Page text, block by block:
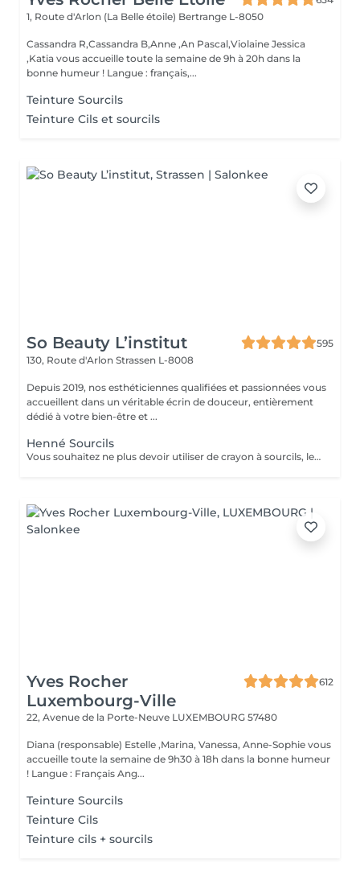
1, Route d'Arlon (La Belle étoile) Bertrange L-8050
Cassandra R,Cassandra B,Anne ,An Pascal,Violaine Jessica
,Katia vous accueille toute la semaine de 9h à 20h dans la
bonne humeur ! Langue : français,...
Teinture Sourcils
Teinture Cils et sourcils
So Beauty L’institut
595
130, Route d'Arlon Strassen L-8008
Depuis 2019, nos esthéticiennes qualifiées et passionnées vous
accueillent dans un véritable écrin de douceur, entièrement
dédié à votre bien-être et ...
Henné Sourcils
Vous souhaitez ne plus devoir utiliser de crayon à sourcils, le henné est ce qu'il vous faut. Il s'agit d'une teinture végétale qui va colorer la peau pendant 2 semaines et teinter les sourcils pendant au moins 6 semaines. Vous obtiendrez ainsi des sourcils parfaitement redessinés de façon plus durable. Le henné peut également être la solution pour raviver un microblading entre deux retouches, ceci vous permettra de tenir un peu plus longtemps avant de refaire le microblading. ATTENTION: Un rafraîchissement des sourcils est compris dans cette prestation mais pas une restructuration de sourcils.
Yves Rocher
Luxembourg-Ville
612
22, Avenue de la Porte-Neuve LUXEMBOURG 57480
Diana (responsable) Estelle ,Marina, Vanessa, Anne-Sophie vous
accueille toute la semaine de 9h30 à 18h dans la bonne humeur
! Langue : Français Ang...
Teinture Sourcils
Teinture Cils
Teinture cils + sourcils